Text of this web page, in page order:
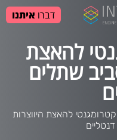
דברו איתנו
להאצת
שתלים
להאצת היווצרות